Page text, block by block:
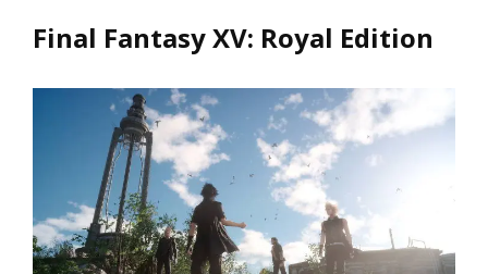
Final Fantasy XV: Royal Edition